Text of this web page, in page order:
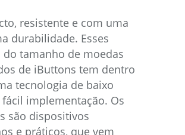
resistente e com uma
durabilidade. Esses
do tamanho de moedas
de iButtons tem dentro
tecnologia de baixo
fácil implementação. Os
são dispositivos
e práticos, que vem